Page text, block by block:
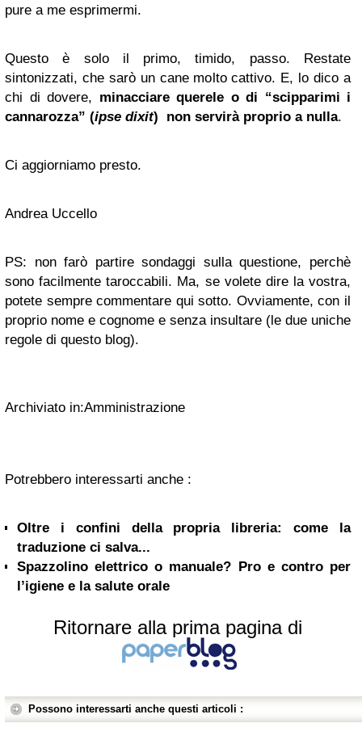
pure a me esprimermi.
Questo è solo il primo, timido, passo. Restate
sintonizzati, che sarò un cane molto cattivo. E, lo dico a
chi di dovere, minacciare querele o di “scipparimi i
cannarozza” (ipse dixit) non servirà proprio a nulla.
Ci aggiorniamo presto.
Andrea Uccello
PS: non farò partire sondaggi sulla questione, perchè
sono facilmente taroccabili. Ma, se volete dire la vostra,
potete sempre commentare qui sotto. Ovviamente, con il
proprio nome e cognome e senza insultare (le due uniche
regole di questo blog).
Archiviato in:Amministrazione
Potrebbero interessarti anche :
Oltre i confini della propria libreria: come la
traduzione ci salva...
Spazzolino elettrico o manuale? Pro e contro per
l’igiene e la salute orale
Ritornare alla prima pagina di
Possono interessarti anche questi articoli :